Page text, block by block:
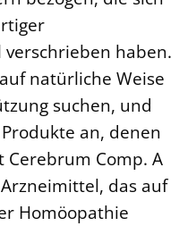
haben.
natürliche Weise
suchen, und
an, denen
Comp. A
das auf
Homöopathie